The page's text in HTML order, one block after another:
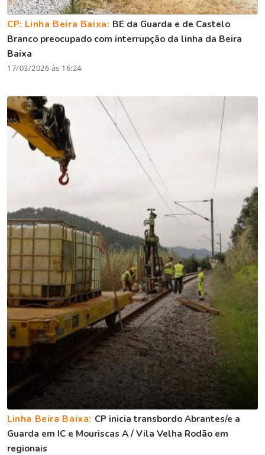
CP: Linha Beira Baixa: BE da Guarda e de Castelo
Branco preocupado com interrupção da linha da Beira
Baixa
17/03/2026 às 16:24
Linha Beira Baixa: CP inicia transbordo Abrantes/e a
Guarda em IC e Mouriscas A / Vila Velha Rodão em
regionais